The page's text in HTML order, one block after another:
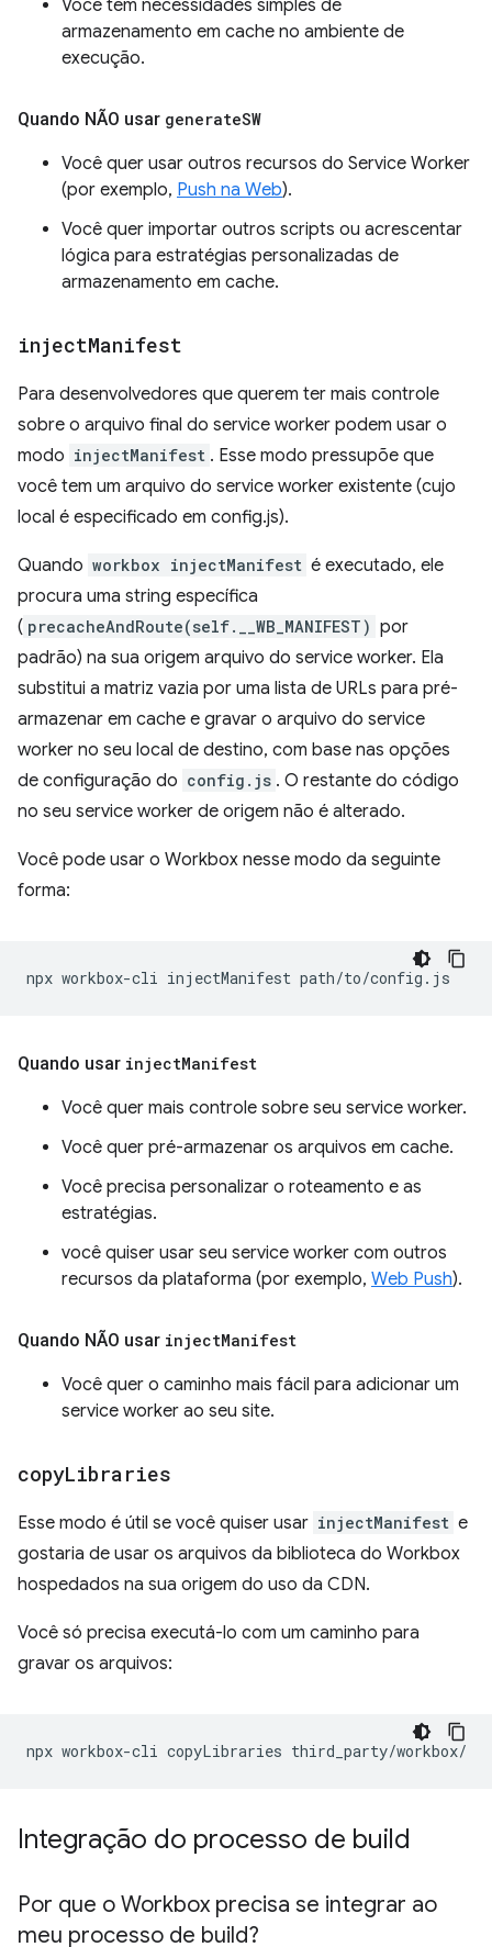
Você tem necessidades simples de
armazenamento em cache no ambiente de
execução.
Quando NÃO usar generateSW
Você quer usar outros recursos do Service Worker
(por exemplo, Push na Web).
Você quer importar outros scripts ou acrescentar
lógica para estratégias personalizadas de
armazenamento em cache.
injectManifest
Para desenvolvedores que querem ter mais controle
sobre o arquivo final do service worker podem usar o
modo injectManifest . Esse modo pressupõe que
você tem um arquivo do service worker existente (cujo
local é especificado em config.js).
Quando workbox injectManifest é executado, ele
procura uma string específica
( precacheAndRoute(self.__WB_MANIFEST) por
padrão) na sua origem arquivo do service worker. Ela
substitui a matriz vazia por uma lista de URLs para pré-
armazenar em cache e gravar o arquivo do service
worker no seu local de destino, com base nas opções
de configuração do config.js . O restante do código
no seu service worker de origem não é alterado.
Você pode usar o Workbox nesse modo da seguinte
forma:
npx workbox-cli injectManifest
Quando usar injectManifest
Você quer mais controle sobre seu service worker.
Você quer pré-armazenar os arquivos em cache.
Você precisa personalizar o roteamento e as
estratégias.
você quiser usar seu service worker com outros
recursos da plataforma (por exemplo, Web Push).
Quando NÃO usar injectManifest
Você quer o caminho mais fácil para adicionar um
service worker ao seu site.
copyLibraries
Esse modo é útil se você quiser usar injectManifest e
gostaria de usar os arquivos da biblioteca do Workbox
hospedados na sua origem do uso da CDN.
Você só precisa executá-lo com um caminho para
gravar os arquivos:
npx workbox-cli copyLibraries
Integração do processo de build
Por que o Workbox precisa se integrar ao
meu processo de build?